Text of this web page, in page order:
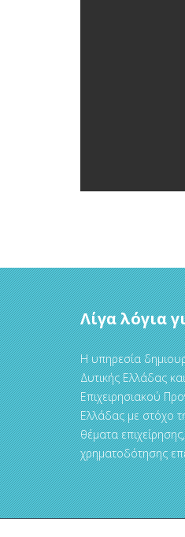
Λίγα λόγια
Η υπηρεσία
Δυτικής Ελλάδας
Επιχειρησιακού
Ελλάδας με στόχο
θέματα
χρηματοδότησης